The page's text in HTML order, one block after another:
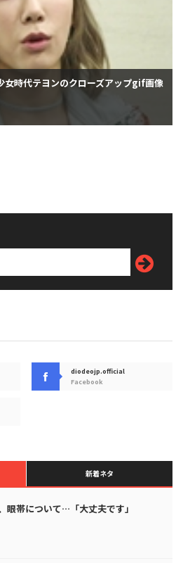
女時代テヨンのクローズアップgif画像
diodeojp.official
Facebook
新着ネタ
眼帯について…「大丈夫です」